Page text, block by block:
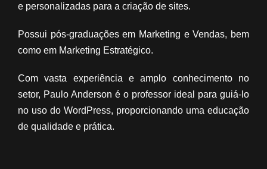
e personalizadas para a criação de sites.
Possui pós-graduações em Marketing e Vendas, bem
como em Marketing Estratégico.
Com vasta experiência e amplo conhecimento no
setor, Paulo Anderson é o professor ideal para guiá-lo
no uso do WordPress, proporcionando uma educação
de qualidade e prática.